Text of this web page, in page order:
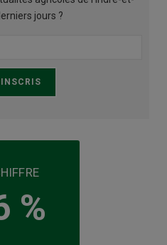
jours ?
%